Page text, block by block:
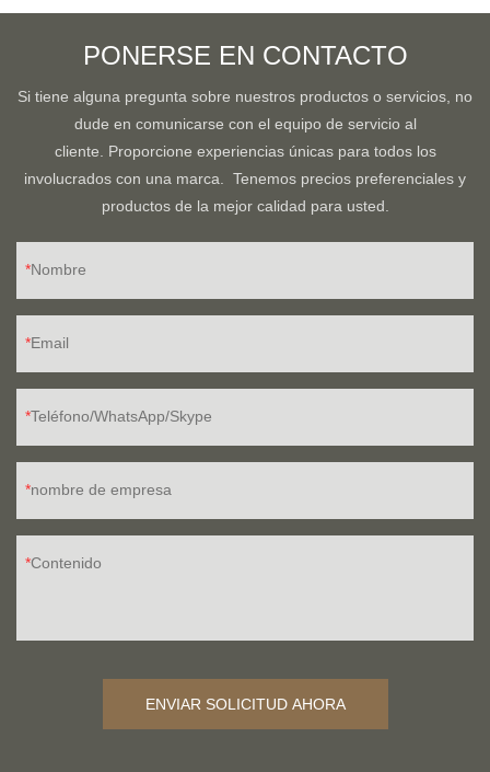
PONERSE EN CONTACTO
Si tiene alguna pregunta sobre nuestros productos o servicios, no
dude en comunicarse con el equipo de servicio al
cliente. Proporcione experiencias únicas para todos los
involucrados con una marca. Tenemos precios preferenciales y
productos de la mejor calidad para usted.
Nombre
Email
Teléfono/WhatsApp/Skype
nombre de empresa
Contenido
ENVIAR SOLICITUD AHORA